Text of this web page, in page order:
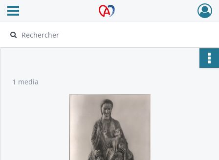
Archives Alsace - Colmar
Ouvrir le menu déroulant
1 media